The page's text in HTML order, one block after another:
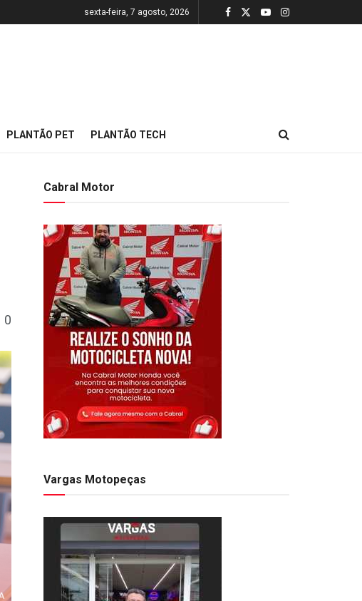
sexta-feira, 7 agosto, 2026
PLANTÃO PET PLANTÃO TECH
0
Cabral Motor
Vargas Motopeças